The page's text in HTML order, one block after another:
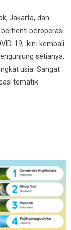
Jakarta, dan
beroperasi
19, kini kembali
setianya,
usia. Sangat
tematik